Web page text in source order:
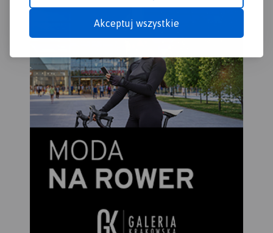
Akceptuj wszystkie